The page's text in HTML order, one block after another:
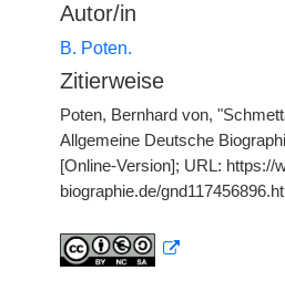
Autor/in
B. Poten.
Zitierweise
Poten, Bernhard von,
Allgemeine Deutsche
[Online-Version]; URL: https://
biographie.de/